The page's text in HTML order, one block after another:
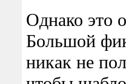
Однако это
Большой
никак не